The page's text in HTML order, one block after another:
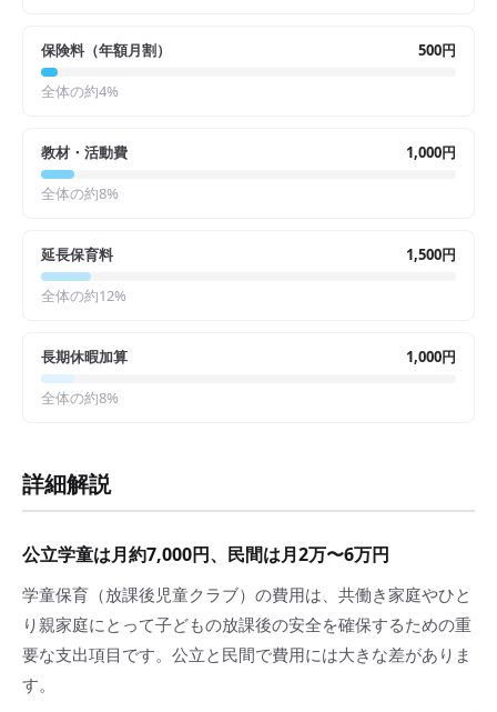
保険料（年額月割） 500円
全体の約4%
教材・活動費 1,000円
全体の約8%
延長保育料 1,500円
全体の約12%
長期休暇加算 1,000円
全体の約8%
詳細解説
公立学童は月約7,000円、民間は月2万〜6万円
学童保育（放課後児童クラブ）の費用は、共働き家庭やひと
り親家庭にとって子どもの放課後の安全を確保するための重
要な支出項目です。公立と民間で費用には大きな差がありま
す。